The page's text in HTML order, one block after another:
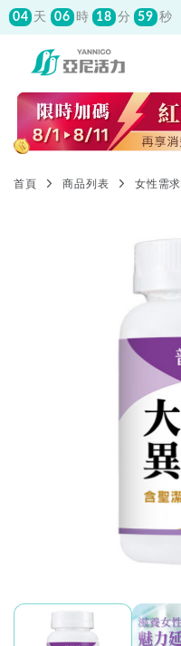
先付款滿800元免運
首頁 商品列表 女性需求